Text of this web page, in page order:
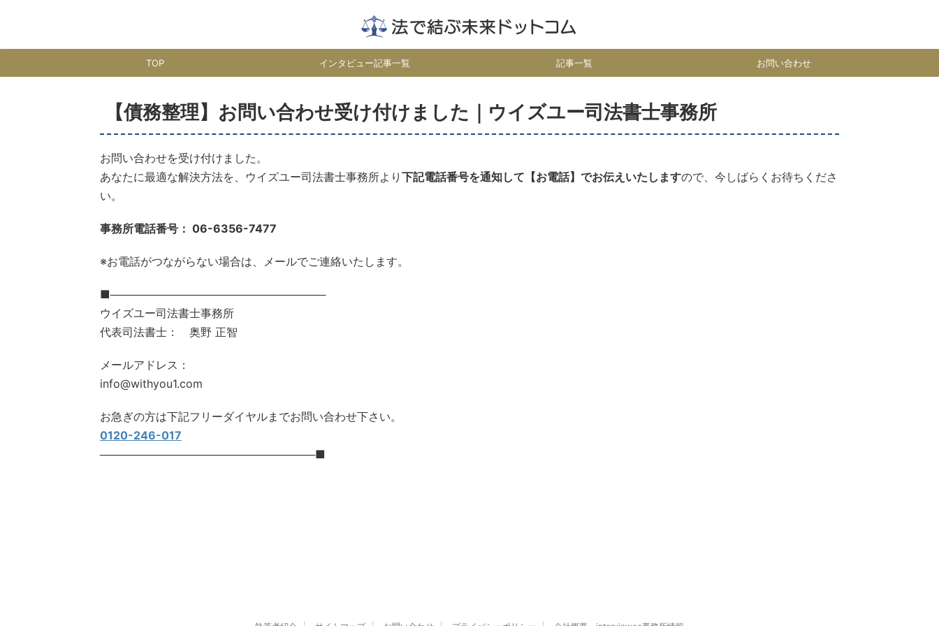
TOP インタビュー記事一覧 記事一覧 お問い合わせ
【債務整理】お問い合わせ受け付けました｜ウイズユー司法書士事務所
お問い合わせを受け付けました。
あなたに最適な解決方法を、ウイズユー司法書士事務所より 下記電話番号を通知して【お電話】でお伝えいたしますので、今しばらくお待ちくださ
い。
事務所電話番号： 06-6356-7477
※お電話がつながらない場合は、メールでご連絡いたします。
■────────────────────────────
ウイズユー司法書士事務所
代表司法書士： 奥野 正智
メールアドレス：
info@withyou1.com
お急ぎの方は下記フリーダイヤルまでお問い合わせ下さい。
0120-246-017
────────────────────────────■